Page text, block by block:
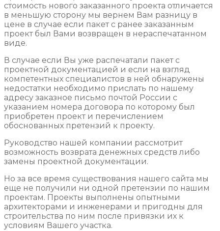
стоимость нового заказанного проекта отличается
в меньшую сторону мы вернем Вам разницу в
цене в случае если пакет с ранее заказанным
проект был Вами возвращен в нераспечатанном
виде.
В случае если Вы уже распечатали пакет с
проектной документацией и если на взгляд
компетентных специалистов в ней обнаружены
недостатки необходимо прислать по нашему
адресу заказное письмо почтой России с
указанием номера договора по которому был
приобретен проект и перечислением
обоснованных претензий к проекту.
Руководство нашей компании рассмотрит
возможность возврата денежных средств либо
замены проектной документации.
Но за все время существования нашего сайта мы
еще не получили ни одной претензии по нашим
проектам. Проекты выполнены опытными
архитекторами и инженерами и пригодны для
строительства по ним после привязки их к
условиям Вашего участка.